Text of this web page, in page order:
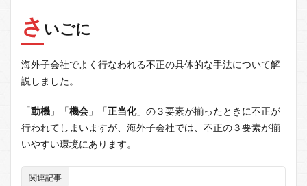
さ いごに
海外子会社でよく行なわれる不正の具体的な手法について解
説しました。
「動機 」「機会 」「正当化」の３要素が揃ったときに不正が
行われてしまいますが、海外子会社では、不正の３要素が揃
いやすい環境にあります。
関連記事